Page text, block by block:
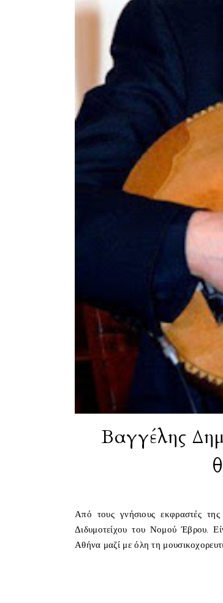
Βαγγέλης
Από τους γνήσιους εκφραστές
Διδυμοτείχου του Νομού Έβρου.
Αθήνα μαζί με όλη τη